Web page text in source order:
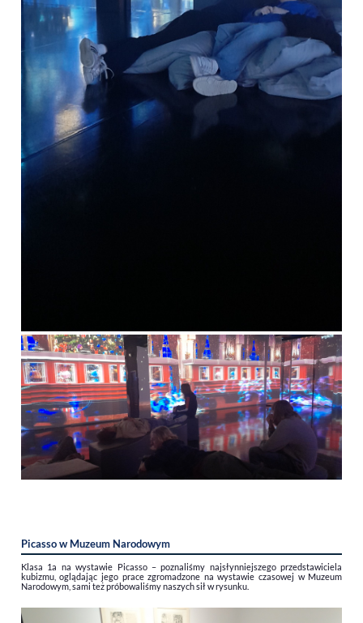
Picasso w Muzeum Narodowym
Klasa 1a na wystawie Picasso – poznaliśmy najsłynniejszego przedstawiciela
kubizmu, oglądając jego prace zgromadzone na wystawie czasowej w Muzeum
Narodowym, sami też próbowaliśmy naszych sił w rysunku.